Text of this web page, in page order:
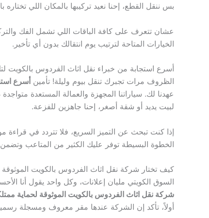
بس ننقل القطع، إحنا نعيد تركيبها بالمكان اللي تختاره
عشان تتعرف على كافة الباقات اللي تشمل الفك
الخيارات المتاحة لترتيب يوم انتقالك بدون أي تأخير.
أسرع استجابة من خبراء نقل اثاث الفردوس بالكويت
الظروف مرات تجبرك تنقل بيوم وليلة! تأمين أسرع
عهدنا لك. سياراتنا المجهزة والعمالة المستعدة
لبيت يديد أو شقة أصغر، إحنا جاهزين للفزعة.
إذا كنت تبحث عن التميز السريع، فلا تتردد في قراءة
الخطوة البسيطة توفر عليك الكثير من المتاعب
كيف تختار شركة نقل اثاث الفردوس بالكويت الموثوقة
السوق الكويتي مليان إعلانات، وكل واحد يقول أنا
شركة نقل اثاث الفردوس بالكويت الموثوقة لحماية
أولاً، تأكد إن الشركة عندها مقر معروف ومسجلة